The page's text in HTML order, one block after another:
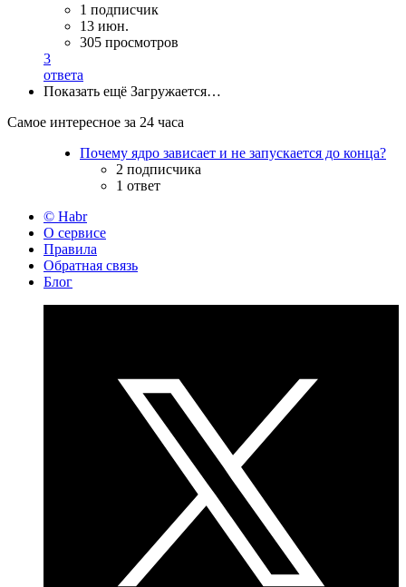
1 подписчик
13 июн.
305 просмотров
3
ответа
Показать ещё Загружается…
Самое интересное за 24 часа
Почему ядро зависает и не запускается до конца?
2 подписчика
1 ответ
© Habr
О сервисе
Правила
Обратная связь
Блог